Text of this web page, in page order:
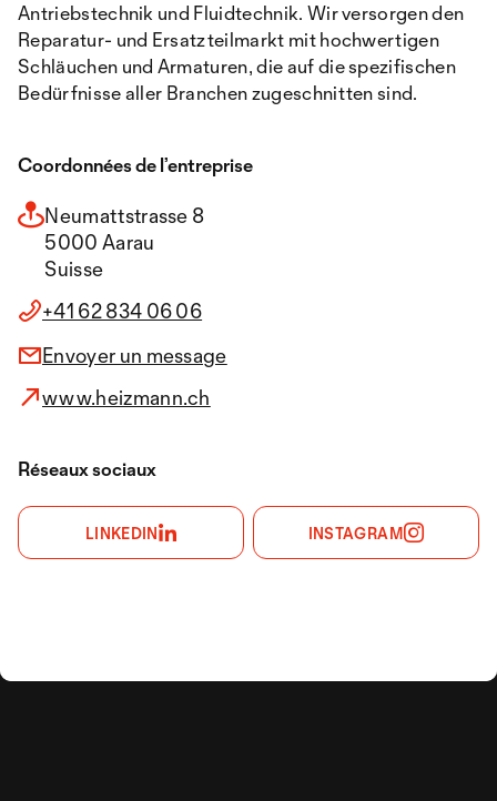
Antriebstechnik und Fluidtechnik. Wir versorgen den
Reparatur- und Ersatzteilmarkt mit hochwertigen
Schläuchen und Armaturen, die auf die spezifischen
Bedürfnisse aller Branchen zugeschnitten sind.
Coordonnées de l’entreprise
Neumattstrasse 8
5000 Aarau
Suisse
+41 62 834 06 06
Envoyer un message
www.heizmann.ch
Réseaux sociaux
LINKEDIN INSTAGRAM